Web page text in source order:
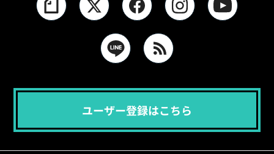
ユーザー登録はこちら